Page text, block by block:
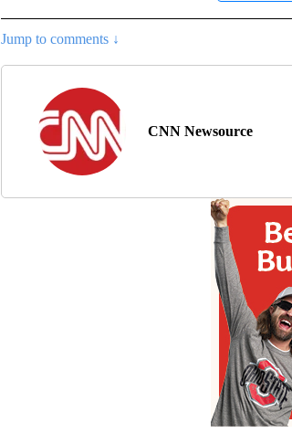
Jump to comments ↓
CNN Newsource